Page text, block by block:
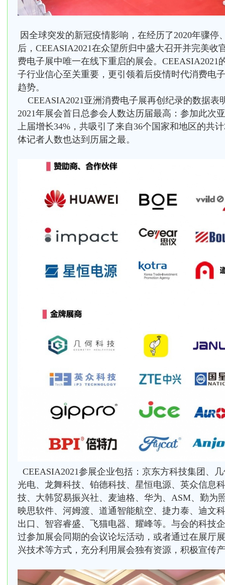
因全球突发的新冠疫情影响，在经历了2020年骤停
后，CEEASIA2021在众望所归中盛大召开并完美收
费电子展中唯一在线下重启的展会。CEEASIA2021
子行业信心至关重要，更引领着后疫情时代消费电
趋势。
CEEASIA2021亚洲消费电子展再创纪录的数据表
2021年展会首日总参会人数达历届最高：参加此次
上届增长34%，共吸引了来自36个国家和地区的共
体记者人数也达到历届之最。
CEEASIA2021参展企业包括：京东方科技集团、
光电、龙舞科技、铂德科技、星恒电源、英众信息
技、大韩贸易振兴社、麦迪格、华为、ASM、勤为
映思软件、河姆渡、道通智能航空、捷力泰、迪文
出口、智容睿盛、飞猫电器、耀峰等。与会的科技
过参加展会同期的会议论坛活动，或者通过在展厅
兴技术等方式，充分利用展会独有资源，积极宣传